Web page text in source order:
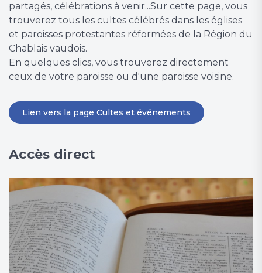
partagés, célébrations à venir...Sur cette page, vous
trouverez tous les cultes célébrés dans les églises
et paroisses protestantes réformées de la Région du
Chablais vaudois.
En quelques clics, vous trouverez directement
ceux de votre paroisse ou d'une paroisse voisine.
Lien vers la page Cultes et événements
Accès direct